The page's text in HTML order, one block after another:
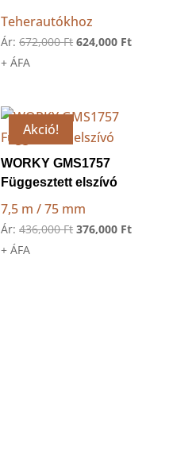
Teherautókhoz
Ár:672,000Ft Original
624,000 FtCurrent
+ ÁFA
Akció!
WORKY GMS1757
Függesztett elszívó
7,5 m / 75 mm
Ár:436,000Ft Original
376,000 FtCurrent
+ ÁFA